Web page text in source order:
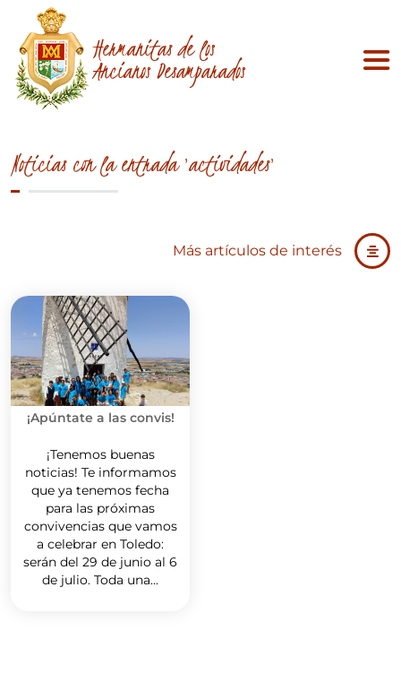
Hermanitas de los
Ancianos Desamparados
Noticias con la entrada 'actividades'
Más artículos de interés
¡Apúntate a las convis!
¡Tenemos buenas
noticias! Te informamos
que ya tenemos fecha
para las próximas
convivencias que vamos
a celebrar en Toledo:
serán del 29 de junio al 6
de julio. Toda una...